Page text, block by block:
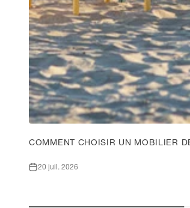
COMMENT CHOISIR UN MOBILIER
20 juil. 2026